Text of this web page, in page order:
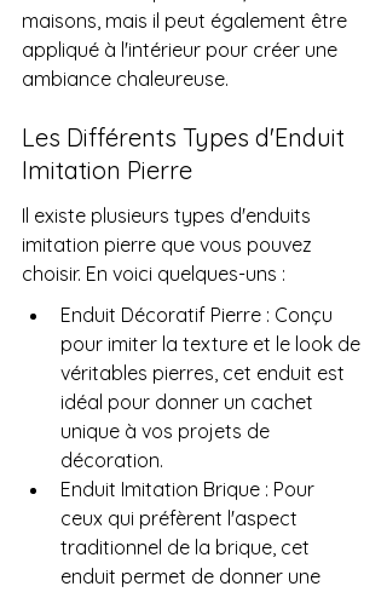
maisons, mais il peut également être
appliqué à l'intérieur pour créer une
ambiance chaleureuse.
Les Différents Types d'Enduit
Imitation Pierre
Il existe plusieurs types d'enduits
imitation pierre que vous pouvez
choisir. En voici quelques-uns :
Enduit Décoratif Pierre : Conçu
pour imiter la texture et le look de
véritables pierres, cet enduit est
idéal pour donner un cachet
unique à vos projets de
décoration.
Enduit Imitation Brique : Pour
ceux qui préfèrent l'aspect
traditionnel de la brique, cet
enduit permet de donner une